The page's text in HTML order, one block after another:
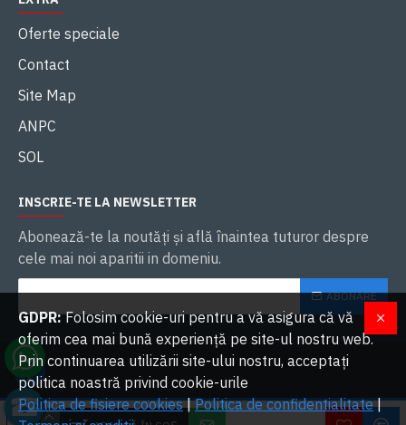
Oferte speciale
Contact
Site Map
ANPC
SOL
INSCRIE-TE LA NEWSLETTER
Abonează-te la noutăţi și află înaintea tuturor despre
cele mai noi aparitii in domeniu.
ABONARE
2023 OVERLORDS SRL. Toate drepturile rezervate | Dezvoltat cu ❤ de
GDPR:Folosim cookie-uri pentru a vă asigura că vă
oferim cea mai bună experiență pe site-ul nostru web.
Prin continuarea utilizării site-ului nostru, acceptați
politica noastră privind cookie-urile
Politica de fisiere cookies|Politica de confidentialitate|